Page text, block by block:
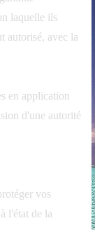
laquelle ils
autorisé, avec la
en application
d'une autorité
vos
l'état de la